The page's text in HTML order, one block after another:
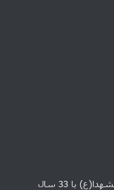
موسسه فرهنگی آموزشی امام حسین سیدالشهدا(ع) با 33 سال